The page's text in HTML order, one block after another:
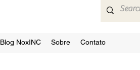
Blog NoxINC Sobre Contato